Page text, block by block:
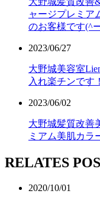
ャージプレミア
のお客様です(^
2023/06/27
大野城美容室
入れ楽チンです！
2023/06/02
大野城髪質改善
ミアム美肌カラ
RELATES
2020/10/01